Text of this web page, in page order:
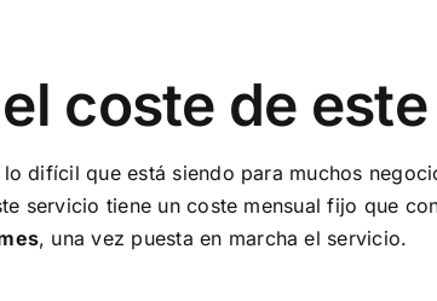
coste de
difícil que está siendo para muchos
servicio tiene un coste mensual fijo que
, una vez puesta en marcha el servicio.